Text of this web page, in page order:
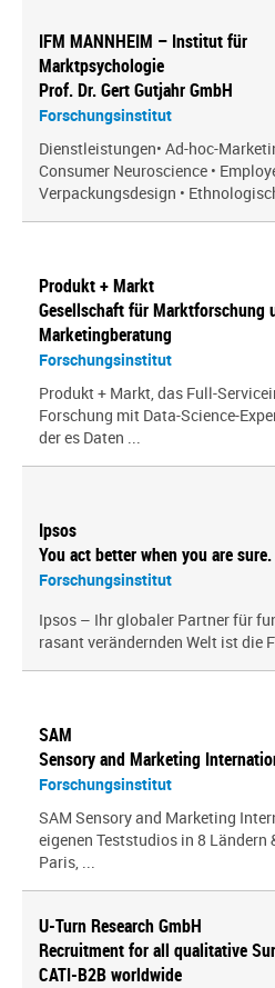
IFM MANNHEIM – Institut für
Marktpsychologie
Prof. Dr. Gert Gutjahr GmbH
Forschungsinstitut
Dienstleistungen• Ad-hoc-
Consumer Neuroscience •
Verpackungsdesign •
Produkt + Markt
Gesellschaft für Marktforschung
Marketingberatung
Forschungsinstitut
Produkt + Markt, das Full-
Forschung mit Data-Science-
der es Daten ...
Ipsos
You act better when you are sure.
Forschungsinstitut
Ipsos – Ihr globaler Partner für
rasant verändernden Welt ist die
SAM
Sensory and Marketing
Forschungsinstitut
SAM Sensory and Marketing
eigenen Teststudios in 8
Paris, ...
U-Turn Research GmbH
Recruitment for all qualitative
CATI-B2B worldwide